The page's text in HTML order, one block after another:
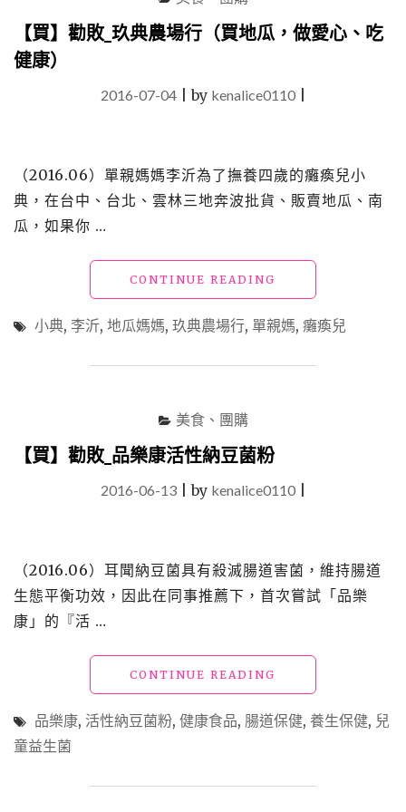
【買】勸敗_玖典農場行（買地瓜，做愛心、吃
健康）
2016-07-04|by kenalice0110|
（2016.06）單親媽媽李沂為了撫養四歲的癱瘓兒小
典，在台中、台北、雲林三地奔波批貨、販賣地瓜、南
瓜，如果你 …
CONTINUE READING
勸
敗
_
（買
瓜，
吃
康）"
小典, 李沂, 地瓜媽媽, 玖典農場行, 單親媽, 癱瘓兒
美食、團購
【買】勸敗_品樂康活性納豆菌粉
2016-06-13|by kenalice0110|
（2016.06）耳聞納豆菌具有殺滅腸道害菌，維持腸道
生態平衡功效，因此在同事推薦下，首次嘗試「品樂
康」的『活 …
CONTINUE READING
勸
敗
_
康
品樂康, 活性納豆菌粉, 健康食品, 腸道保健, 養生保健, 兒
童益生菌